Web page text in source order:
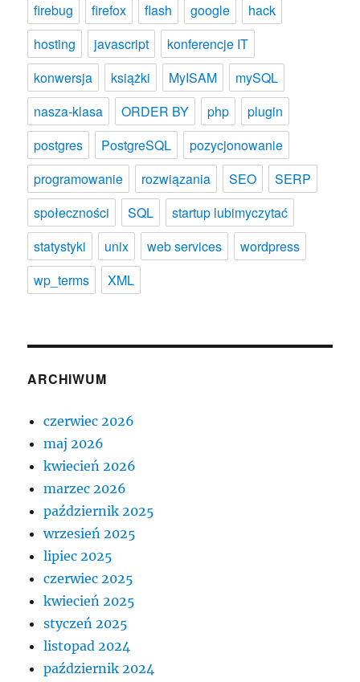
firebug
firefox flash google
hack
hosting
javascript
konferencje IT
konwersja
książki MyISAM
mySQL
nasza-klasa
ORDER BY php
plugin
postgres
PostgreSQL
pozycjonowanie
programowanie
rozwiązania SEO
SERP
społeczności
SQL
startup lubimyczytać
statystyki
unix web services
wordpress
wp_terms
XML
ARCHIWUM
czerwiec 2026
maj 2026
kwiecień 2026
marzec 2026
październik 2025
wrzesień 2025
lipiec 2025
czerwiec 2025
kwiecień 2025
styczeń 2025
listopad 2024
październik 2024